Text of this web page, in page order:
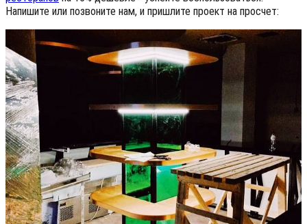
Напишите или позвоните нам, и пришлите проект на просчет: